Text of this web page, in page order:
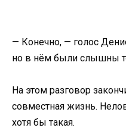
— Конечно, — голос
но в нём были слышны
На этом разговор
совместная жизнь.
хотя бы такая.